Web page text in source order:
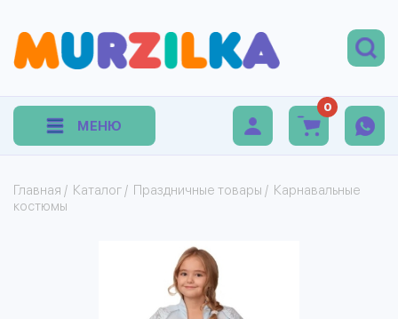
МЕНЮ
0
Главная / Каталог / Праздничные товары / Карнавальные
костюмы